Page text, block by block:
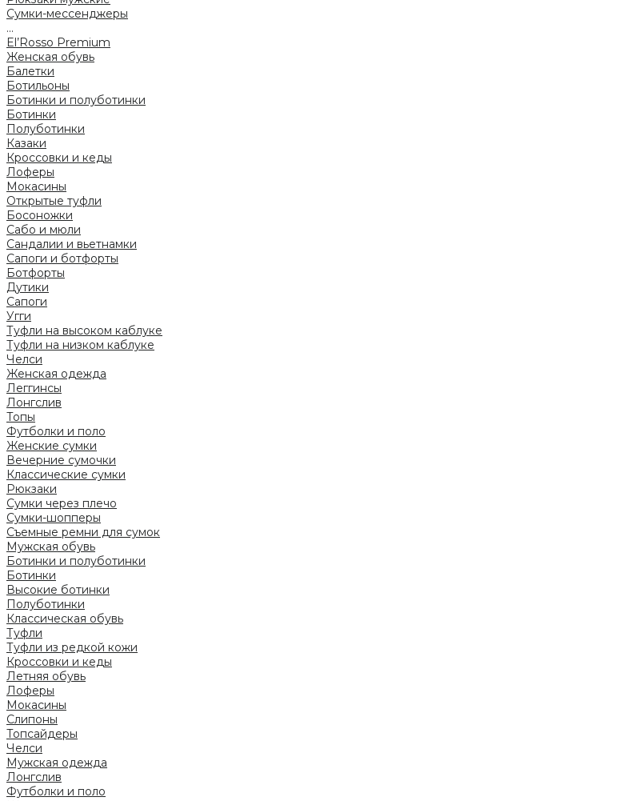
Сумки-мессенджеры
...
El’Rosso Premium
Женская обувь
Балетки
Ботильоны
Ботинки и полуботинки
Ботинки
Полуботинки
Казаки
Кроссовки и кеды
Лоферы
Мокасины
Открытые туфли
Босоножки
Сабо и мюли
Сандалии и вьетнамки
Сапоги и ботфорты
Ботфорты
Дутики
Сапоги
Угги
Туфли на высоком каблуке
Туфли на низком каблуке
Челси
Женская одежда
Леггинсы
Лонгслив
Топы
Футболки и поло
Женские сумки
Вечерние сумочки
Классические сумки
Рюкзаки
Сумки через плечо
Сумки-шопперы
Съемные ремни для сумок
Мужская обувь
Ботинки и полуботинки
Ботинки
Высокие ботинки
Полуботинки
Классическая обувь
Туфли
Туфли из редкой кожи
Кроссовки и кеды
Летняя обувь
Лоферы
Мокасины
Слипоны
Топсайдеры
Челси
Мужская одежда
Лонгслив
Футболки и поло